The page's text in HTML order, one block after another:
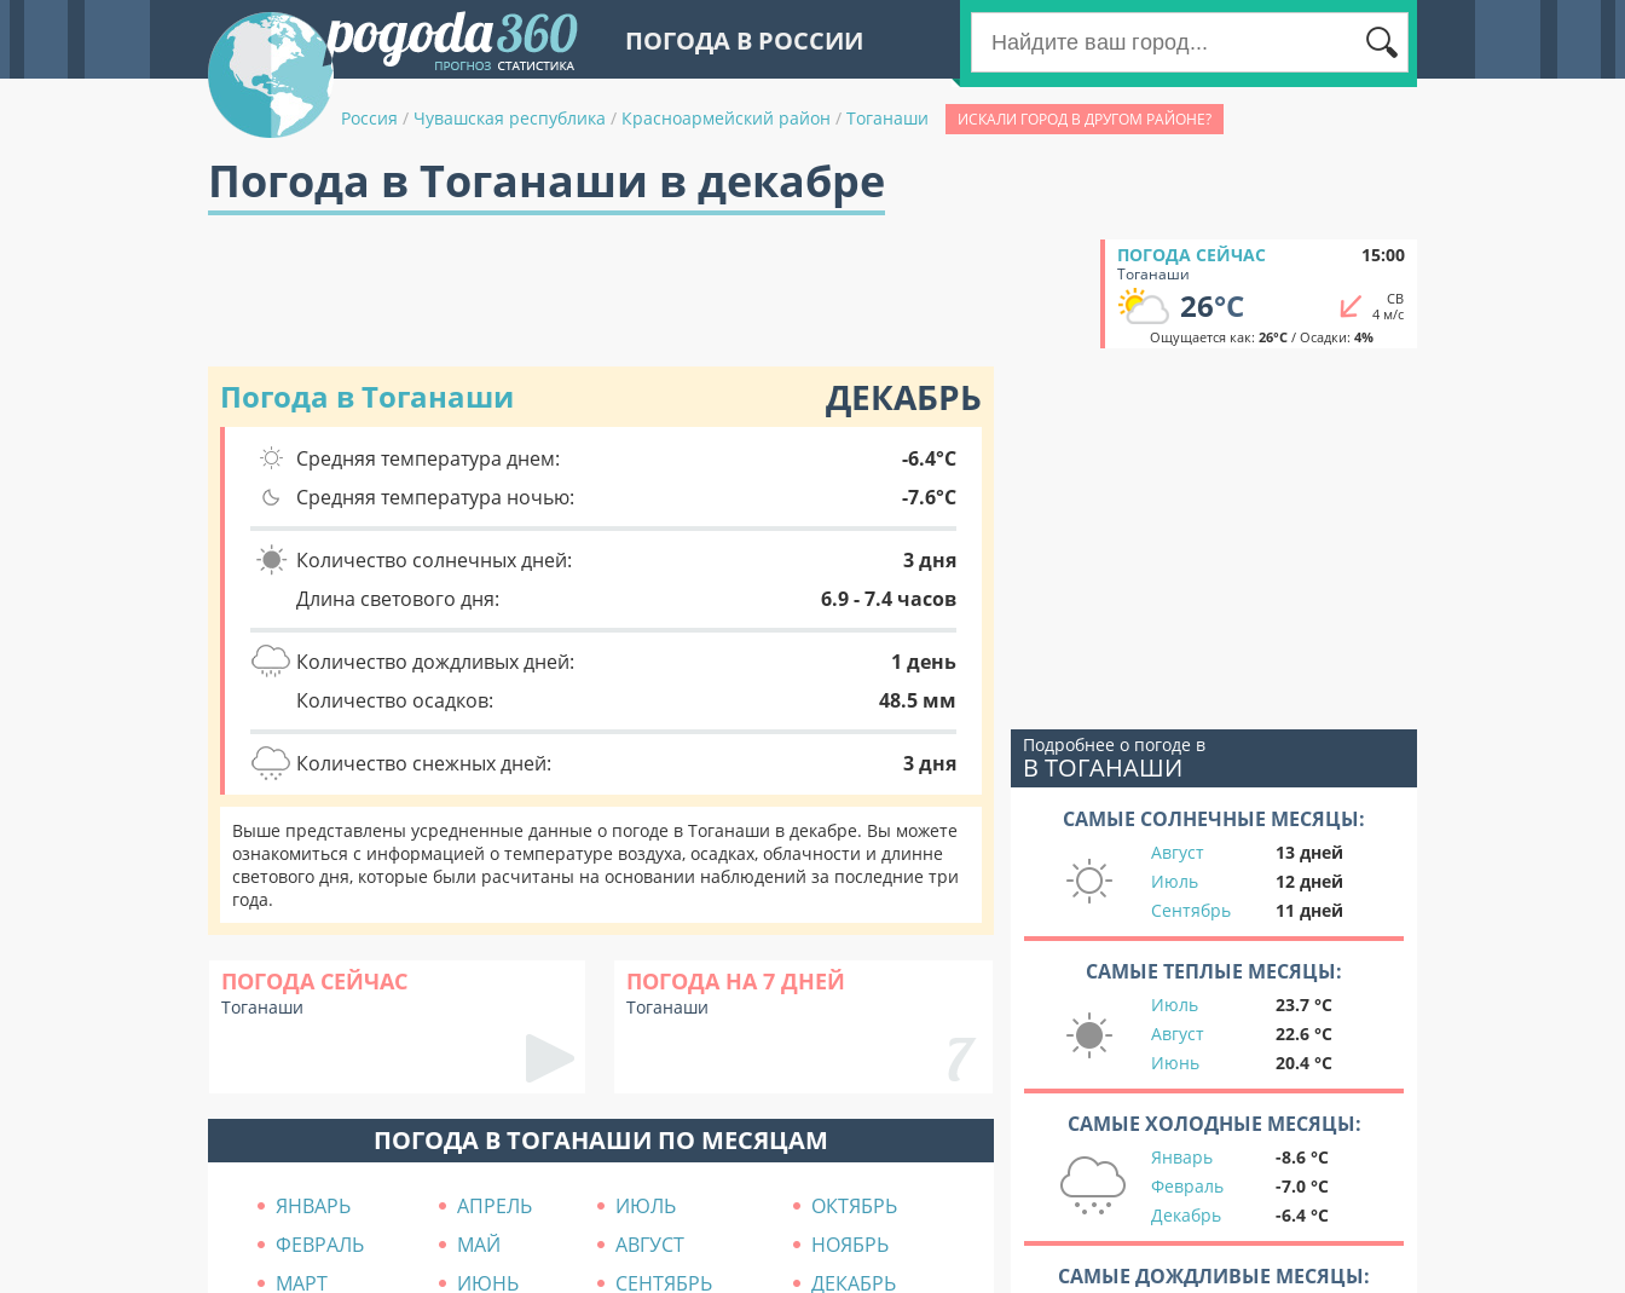
ПОГОДА В РОССИИ
Россия / Чувашская республика / Красноармейский район / Тоганаши ИСКАЛИ ГОРОД В ДРУГОМ РАЙОНЕ?
Погода в Тоганаши в декабре
ПОГОДА СЕЙЧАС 15:00
Тоганаши
26°C
СВ
4 м/с
Ощущается как: 26°C/ Осадки: 4%
Погода в Тоганаши ДЕКАБРЬ
Средняя температура днем:
-6.4°C
Средняя температура ночью:
-7.6°C
Количество солнечных дней:
3 дня
Длина светового дня:
6.9 - 7.4 часов
Количество дождливых дней:
1 день
Количество осадков:
48.5 мм
Количество снежных дней: 3 дня
Выше представлены усредненные данные о погоде в Тоганаши в декабре. Вы можете
ознакомиться с информацией о температуре воздуха, осадках, облачности и длинне
светового дня, которые были расчитаны на основании наблюдений за последние три
года.
ПОГОДА СЕЙЧАС
Тоганаши
ПОГОДА НА 7 ДНЕЙ
Тоганаши
ПОГОДА В ТОГАНАШИ ПО МЕСЯЦАМ
ЯНВАРЬ АПРЕЛЬ ИЮЛЬ
ОКТЯБРЬ
ФЕВРАЛЬ
МАЙ АВГУСТ
НОЯБРЬ
МАРТ
ИЮНЬ СЕНТЯБРЬ ДЕКАБРЬ
Подробнее о погоде в
В ТОГАНАШИ
САМЫЕ СОЛНЕЧНЫЕ МЕСЯЦЫ:
Август
13 дней
Июль
12 дней
Сентябрь
11 дней
САМЫЕ ТЕПЛЫЕ МЕСЯЦЫ:
Июль
23.7 °C
Август
22.6 °C
Июнь
20.4 °C
САМЫЕ ХОЛОДНЫЕ МЕСЯЦЫ:
Январь
-8.6 °C
Февраль
-7.0 °C
Декабрь
-6.4 °C
САМЫЕ ДОЖДЛИВЫЕ МЕСЯЦЫ: